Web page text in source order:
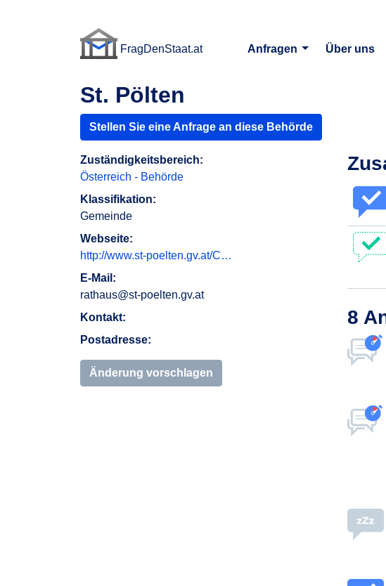
FragDenStaat.at
Anfragen
Über uns
St. Pölten
Stellen Sie eine Anfrage an diese Behörde
Zuständigkeitsbereich:
Österreich - Behörde
Klassifikation:
Gemeinde
Webseite:
http://www.st-poelten.gv.at/C…
E-Mail:
rathaus@st-poelten.gv.at
Kontakt:
Postadresse:
Änderung vorschlagen
8